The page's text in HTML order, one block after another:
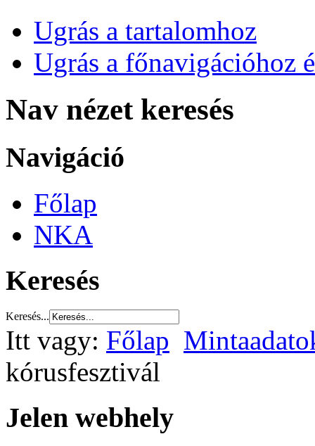
Ugrás a tartalomhoz
Ugrás a főnavigációhoz
Nav nézet keresés
Navigáció
Főlap
NKA
Keresés
Keresés...
Itt vagy: Főlap
kórusfesztivál
Jelen webhely